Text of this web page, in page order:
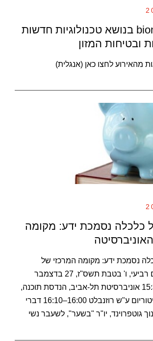
סמינר bionorth בנושא טכנולוגיות חדשות
ובטיחות המזון
מהאירוע לחצו כאן (אנגלית)
כלכלה נסמכת ידע: מקומה
נסמכת ידע: מקומה המרכזי של
האוניברסיטה יום רביעי, ו' בטבת תשס"ז, 27 בדצמבר
2006, בשעה 15:30 אוניברסיטת תל-אביב, הנדסת תוכנה,
בנין וולפסון, אודיטוריום ע"ש רוזנבלט 16:00–16:10 דברי
גוטפרוינד, יו"ר "בשער", לשעבר נשי